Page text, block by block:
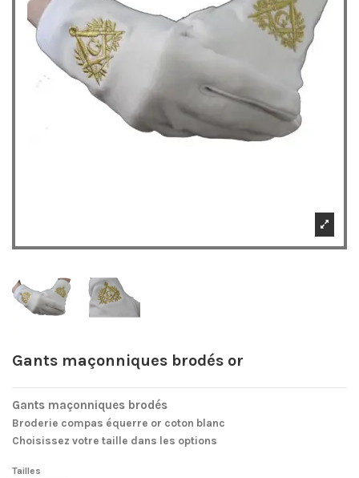
Gants maçonniques brodés or
Gants maçonniques brodés
Broderie compas équerre or coton blanc
Choisissez votre taille dans les options
Tailles